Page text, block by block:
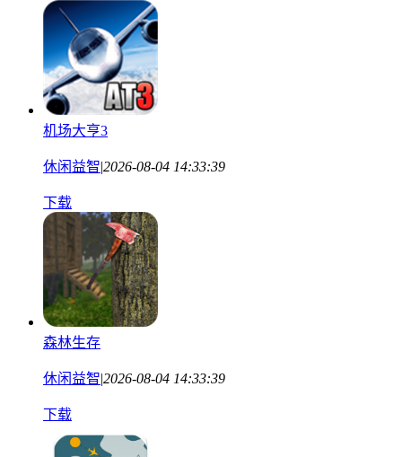
机场大亨3
休闲益智|2026-08-04 14:33:39
下载
森林生存
休闲益智|2026-08-04 14:33:39
下载